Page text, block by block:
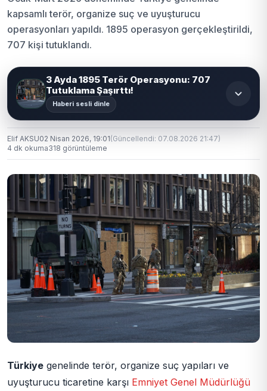
kapsamlı terör, organize suç ve uyuşturucu
operasyonları yapıldı. 1895 operasyon gerçekleştirildi,
707 kişi tutuklandı.
3 Ayda 1895 Terör Operasyonu: 707
Tutuklama Şaşırttı!
Haberi sesli dinle
Elif AKSU02 Nisan 2026, 19:01(Güncellendi: 07.08.2026 21:47)
4 dk okuma318 görüntüleme
Türkiye genelinde terör, organize suç yapıları ve
uyuşturucu ticaretine karşı Emniyet Genel Müdürlüğü